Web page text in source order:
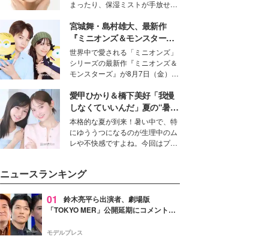
女性たちのヘアケア事情を紹介し
ます。
の常識を変える予感
まったり、保湿ミストが手放せな
な美容の常識を大きく変える可能
性を秘めた、革新的な「Water
Capturing Skin（ウォーターキャ
プチャリングスキン：捕水肌）」
技術を、花王が構築した。
宮城舞・島村雄大、最新作
『ミニオンズ＆モンスター
ズ』の魅力熱弁 ハチャメチャ
だけじゃない“友情と絆”に感
動
世界中で愛される「ミニオンズ」
シリーズの最新作『ミニオンズ＆
モンスターズ』が8月7日（金）に
ニオン好き”という共通点を持つモ
デルの宮城舞と島村雄大の特別対
談をお届け！それぞれの視点か
ら、今作ならではの魅力や予想外
の感動をもたらす奥深いストーリ
ーについて熱く語り合ってもらっ
愛甲ひかり＆橋下美好「我慢
しなくていいんだ」夏の“暑さ
対策”の新しい選択肢とは？
本格的な夏が到来！暑い中で、特
にゆううつになるのが生理中のム
レや不快感ですよね。今回はプラ
好さんを迎えて本音で女子会トー
ク。猛暑のお出かけを快適に過ご
すヒントや、2人が感動した夏の
生理の新常識にも迫りました。
ニュースランキング
01
鈴木亮平ら出演者、劇場版
「TOKYO MER」公開延期にコメント
最大の敬意とエールを」
モデルプレス